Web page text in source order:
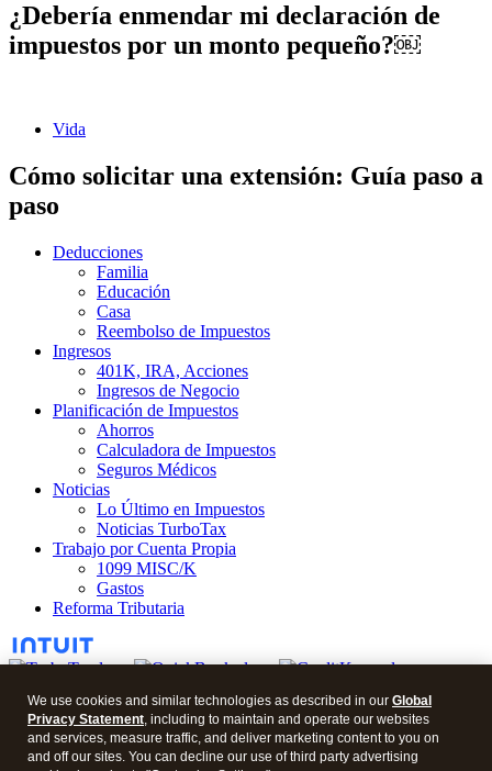
¿Debería enmendar mi declaración de
impuestos por un monto pequeño?￼
Vida
Cómo solicitar una extensión: Guía paso a
paso
Deducciones
Familia
Educación
Casa
Reembolso de Impuestos
Ingresos
401K, IRA, Acciones
Ingresos de Negocio
Planificación de Impuestos
Ahorros
Calculadora de Impuestos
Seguros Médicos
Noticias
Lo Último en Impuestos
Noticias TurboTax
Trabajo por Cuenta Propia
1099 MISC/K
Gastos
Reforma Tributaria
© 2026 Blog en Español.
Archivos de Blogs
We use cookies and similar technologies as described in our Global
Privacy Statement, including to maintain and operate our websites
and services, measure traffic, and deliver marketing content to you on
and off our sites. You can decline our use of third party advertising